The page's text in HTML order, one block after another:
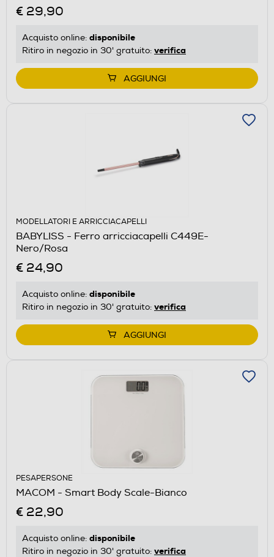
€ 29,90
Acquisto online: disponibile
Ritiro in negozio in 30' gratuito: verifica
AGGIUNGI
MODELLATORI E ARRICCIACAPELLI
BABYLISS - Ferro arricciacapelli C449E-
Nero/Rosa
€ 24,90
Acquisto online: disponibile
Ritiro in negozio in 30' gratuito: verifica
AGGIUNGI
PESAPERSONE
MACOM - Smart Body Scale-Bianco
€ 22,90
Acquisto online: disponibile
Ritiro in negozio in 30' gratuito: verifica